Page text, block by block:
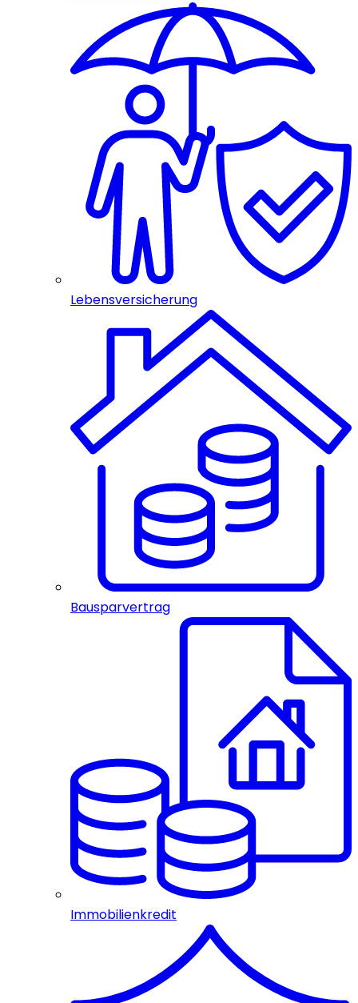
Lebensversicherung
Bausparvertrag
Immobilienkredit